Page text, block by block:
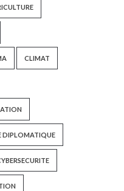
CLIMAT
DIPLOMATIQUE